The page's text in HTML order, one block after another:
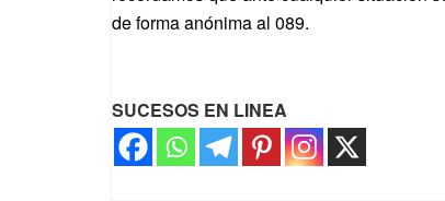
de forma anónima al 089.
SUCESOS EN LINEA